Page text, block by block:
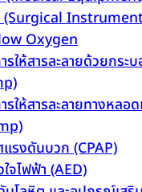
(Surgical
Oxygen
ให้สารละลายด้วยกระ
ให้สารละลายทางหลอ
รงดันบวก (CPAP)
จไฟฟ้า (AED)